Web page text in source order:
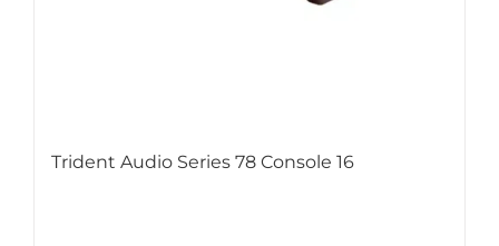
Trident Audio Series 78 Console 16